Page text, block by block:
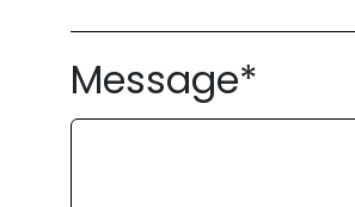
Message*